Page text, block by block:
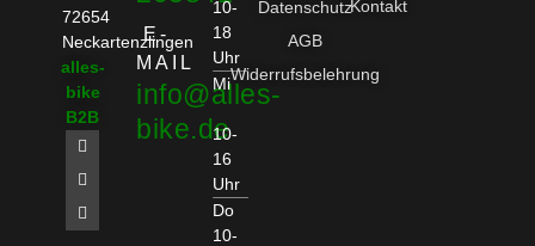
72654
Neckartenzlingen
alles-
bike
B2B
E-
MAIL
info@alles-
bike.de
10-
18
Uhr
Mi
10-
16
Uhr
Do
10-
Datenschutz
AGB
Widerrufsbelehrung
Kontakt